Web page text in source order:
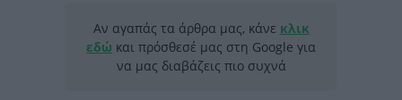
Αν αγαπάς τα άρθρα μας, κάνε κλικ
εδώ και πρόσθεσέ μας στη Google για
να μας διαβάζεις πιο συχνά